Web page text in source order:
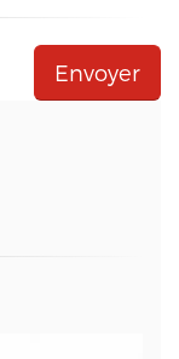
qualité
du
tant que